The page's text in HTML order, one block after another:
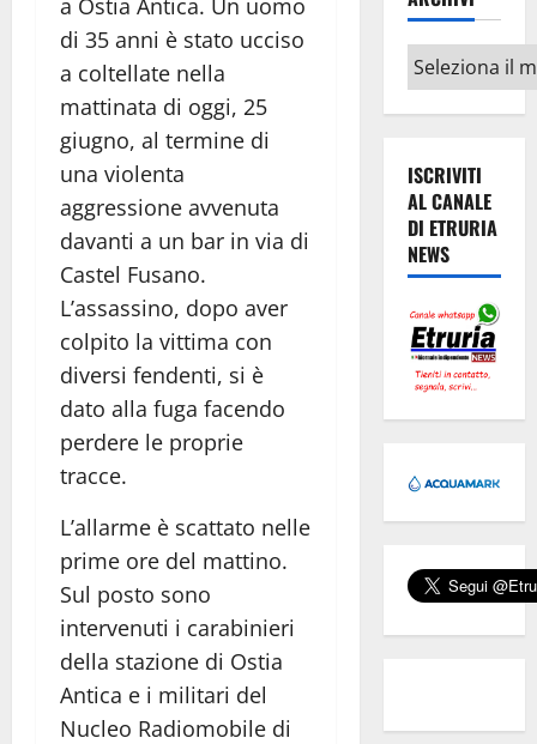
di 35 anni è stato ucciso
a coltellate nella
mattinata di oggi, 25
giugno, al termine di
una violenta
aggressione avvenuta
davanti a un bar in via di
Castel Fusano.
L’assassino, dopo aver
colpito la vittima con
diversi fendenti, si è
dato alla fuga facendo
perdere le proprie
tracce.
L’allarme è scattato nelle
prime ore del mattino.
Sul posto sono
intervenuti i carabinieri
della stazione di Ostia
Antica e i militari del
Nucleo Radiomobile di
Archivi
ISCRIVITI
AL CANALE
DI ETRURIA
NEWS